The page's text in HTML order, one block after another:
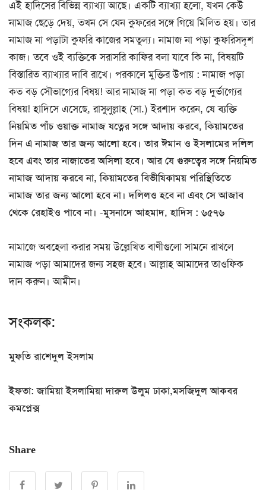
এই হাদিসের বিভিন্ন ব্যাখ্যা আছে। একটি ব্যাখ্যা হলো, যখন কেউ
নামাজ ছেড়ে দেয়, তখন সে যেন কুফরের সঙ্গে গিয়ে মিলিত হয়। তার
নামাজ না পড়াটা কুফরি কাজের সমতুল্য। নামাজ না পড়া কুফরিসদৃশ
কাজ। তবে ওই ব্যক্তিকে সরাসরি কাফির বলা যাবে কি না, বিষয়টি
বিস্তারিত ব্যাখ্যার দাবি রাখে। পরকালে মুক্তির উপায় : নামাজ পড়া
কত বড় সৌভাগ্যের বিষয়! আর নামাজ না পড়া কত বড় দুর্ভাগ্যের
বিষয়! হাদিসে এসেছে, রাসুলুল্লাহ (সা.) ইরশাদ করেন, যে ব্যক্তি
নিয়মিত পাঁচ ওয়াক্ত নামাজ যত্নের সঙ্গে আদায় করবে, কিয়ামতের
দিন এ নামাজ তার জন্য আলো হবে। তার ঈমান ও ইসলামের দলিল
হবে এবং তার নাজাতের অসিলা হবে। আর যে গুরুত্বের সঙ্গে নিয়মিত
নামাজ আদায় করবে না, কিয়ামতের বিভীষিকাময় পরিস্থিতিতে
নামাজ তার জন্য আলো হবে না। দলিলও হবে না এবং সে আজাব
থেকে রেহাইও পাবে না। -মুসনাদে আহমাদ, হাদিস : ৬৫৭৬
নামাজে অবহেলা করার সময় উল্লেখিত বাণীগুলো সামনে রাখলে
নামাজ পড়া আমাদের জন্য সহজ হবে। আল্লাহ আমাদের তাওফিক
দান করুন। আমীন।
সংকলক:
মুফতি রাশেদুল ইসলাম
ইফতা: জামিয়া ইসলামিয়া দারুল উলুম ঢাকা,মসজিদুল আকবর
কমপ্লেক্স
Share